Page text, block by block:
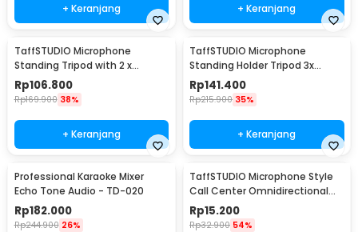
+ Keranjang + Keranjang
TaffSTUDIO Microphone
Standing Tripod with 2 x
Smartphone Holder - NB-03
Rp106.800
Rp169.900 38%
+ Keranjang
TaffSTUDIO Microphone
Standing Holder Tripod 3x
Smartphone Holder - NB-04P
Rp141.400
Rp215.900 35%
+ Keranjang
Professional Karaoke Mixer
Echo Tone Audio - TD-020
Rp182.000
Rp244.900 26%
TaffSTUDIO Microphone Style
Call Center Omnidirectional
52dB - MF03
Rp15.200
Rp32.900 54%